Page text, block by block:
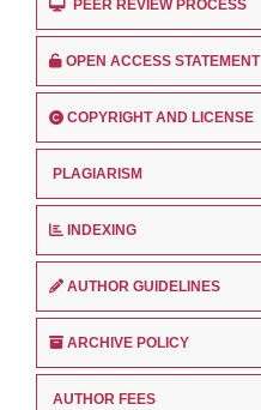
PEER REVIEW PROCESS
OPEN ACCESS STATEMENT
COPYRIGHT AND LICENSE
PLAGIARISM
INDEXING
AUTHOR GUIDELINES
ARCHIVE POLICY
AUTHOR FEES